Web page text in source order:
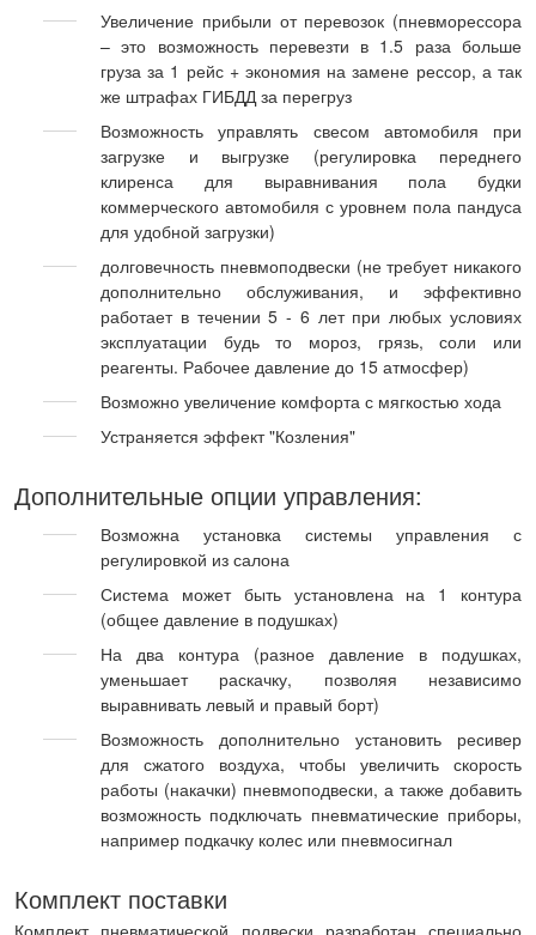
Увеличение прибыли от перевозок (пневморессора
– это возможность перевезти в 1.5 раза больше
груза за 1 рейс + экономия на замене рессор, а так
же штрафах ГИБДД за перегруз
Возможность управлять свесом автомобиля при
загрузке и выгрузке (регулировка переднего
клиренса для выравнивания пола будки
коммерческого автомобиля с уровнем пола пандуса
для удобной загрузки)
долговечность пневмоподвески (не требует никакого
дополнительно обслуживания, и эффективно
работает в течении 5 - 6 лет при любых условиях
эксплуатации будь то мороз, грязь, соли или
реагенты. Рабочее давление до 15 атмосфер)
Возможно увеличение комфорта с мягкостью хода
Устраняется эффект "Козления"
Дополнительные опции управления:
Возможна установка системы управления с
регулировкой из салона
Система может быть установлена на 1 контура
(общее давление в подушках)
На два контура (разное давление в подушках,
уменьшает раскачку, позволяя независимо
выравнивать левый и правый борт)
Возможность дополнительно установить ресивер
для сжатого воздуха, чтобы увеличить скорость
работы (накачки) пневмоподвески, а также добавить
возможность подключать пневматические приборы,
например подкачку колес или пневмосигнал
Комплект поставки